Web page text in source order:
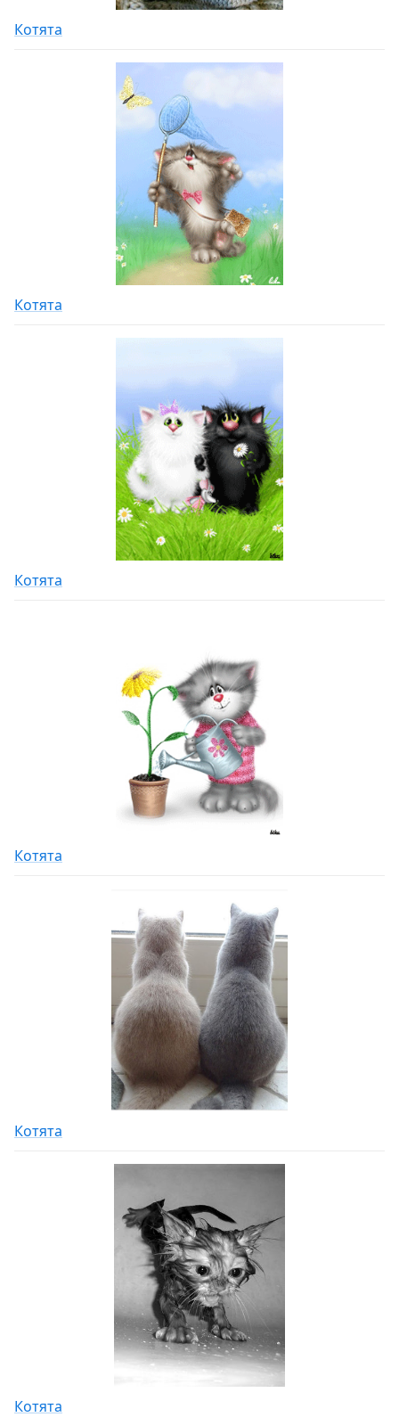
Котята
Котята
Котята
Котята
Котята
Котята